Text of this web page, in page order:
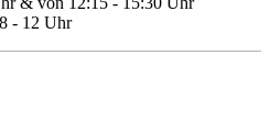
- 12 Uhr